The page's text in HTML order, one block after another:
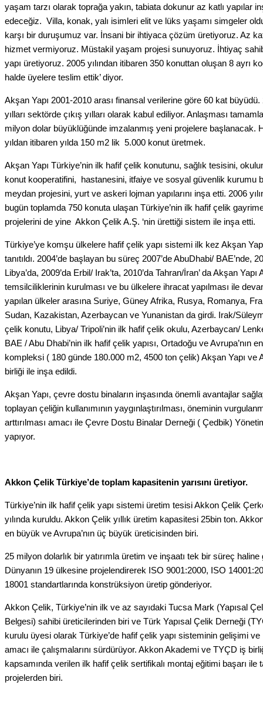
yaşam tarzı olarak toprağa yakın, tabiata dokunur az katlı yapılar
edeceğiz. Villa, konak, yalı isimleri elit ve lüks yaşamı simgeler
karşı bir duruşumuz var. İnsani bir ihtiyaca çözüm üretiyoruz. Az
hizmet vermiyoruz. Müstakil yaşam projesi sunuyoruz. İhtiyaç
yapı üretiyoruz. 2005 yılından itibaren 350 konuttan oluşan 8 ayrı
halde üyelere teslim ettik’ diyor.
Akşan Yapı 2001-2010 arası finansal verilerine göre 60 kat büyüdü.
yılları sektörde çıkış yılları olarak kabul ediliyor. Anlaşması
milyon dolar büyüklüğünde imzalanmış yeni projelere başlanacak.
yıldan itibaren yılda 150 m2 lik 5.000 konut üretmek.
Akşan Yapı Türkiye’nin ilk hafif çelik konutunu, sağlık tesisini,
konut kooperatifini, hastanesini, itfaiye ve sosyal güvenlik kurumu
meydan projesini, yurt ve askeri lojman yapılarını inşa etti. 2006
bugün toplamda 750 konuta ulaşan Türkiye’nin ilk hafif çelik
projelerini de yine Akkon Çelik A.Ş. ‘nin ürettiği sistem ile inşa etti.
Türkiye’ye komşu ülkelere hafif çelik yapı sistemi ilk kez Akşan
tanıtıldı. 2004’de başlayan bu süreç 2007’de AbuDhabi/ BAE’nde,
Libya’da, 2009’da Erbil/ Irak’ta, 2010’da Tahran/İran’ da Akşan Yapı
temsilciliklerinin kurulması ve bu ülkelere ihracat yapılması ile
yapılan ülkeler arasına Suriye, Güney Afrika, Rusya, Romanya,
Sudan, Kazakistan, Azerbaycan ve Yunanistan da girdi. Irak/
çelik konutu, Libya/ Tripoli’nin ilk hafif çelik okulu, Azerbaycan/
BAE / Abu Dhabi’nin ilk hafif çelik yapısı, Ortadoğu ve Avrupa’nın
kompleksi ( 180 günde 180.000 m2, 4500 ton çelik) Akşan Yapı ve
birliği ile inşa edildi.
Akşan Yapı, çevre dostu binaların inşasında önemli avantajlar
toplayan çeliğin kullanımının yaygınlaştırılması, öneminin
arttırılması amacı ile Çevre Dostu Binalar Derneği ( Çedbik)
yapıyor.
Akkon Çelik Türkiye’de toplam kapasitenin yarısını üretiyor.
Türkiye’nin ilk hafif çelik yapı sistemi üretim tesisi Akkon Çelik
yılında kuruldu. Akkon Çelik yıllık üretim kapasitesi 25bin ton.
en büyük ve Avrupa’nın üç büyük üreticisinden biri.
25 milyon dolarlık bir yatırımla üretim ve inşaatı tek bir süreç
Dünyanın 19 ülkesine projelendirerek ISO 9001:2000, ISO
18001 standartlarında konstrüksiyon üretip gönderiyor.
Akkon Çelik, Türkiye’nin ilk ve az sayıdaki Tucsa Mark (Yapısal
Belgesi) sahibi üreticilerinden biri ve Türk Yapısal Çelik Derneği
kurulu üyesi olarak Türkiye’de hafif çelik yapı sisteminin gelişimi ve
amacı ile çalışmalarını sürdürüyor. Akkon Akademi ve TYÇD iş
kapsamında verilen ilk hafif çelik sertifikalı montaj eğitimi başarı ile
projelerden biri.